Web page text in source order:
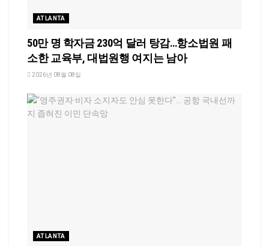
ATLANTA
50만 명 학자금 230억 달러 탕감…항소법원 패
소한 교육부, 대법원행 여지는 남아
2026년 08월 08일
ATLANTA